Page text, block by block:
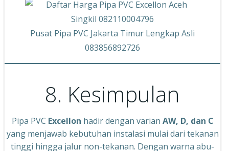
Pusat Pipa PVC Jakarta Timur Lengkap Asli
083856892726
8. Kesimpulan
Pipa PVC Excellon hadir dengan varian AW, D, dan C
yang menjawab kebutuhan instalasi mulai dari tekanan
tinggi hingga jalur non-tekanan. Dengan warna abu-